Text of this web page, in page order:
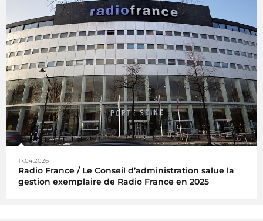
17.04.2026
Radio France / Le Conseil d’administration salue la
gestion exemplaire de Radio France en 2025